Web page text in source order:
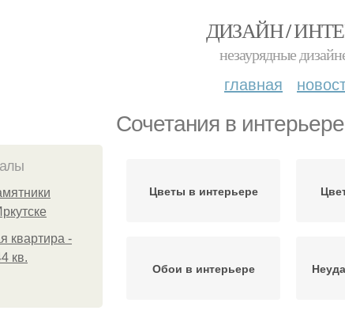
ДИЗАЙН /
незаурядные
главная
Сочетания в интерьере
квартира -
кв.
Цветы в интерьере
Обои в интерьере